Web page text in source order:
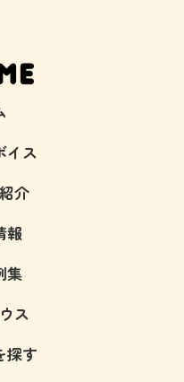
イス
介
報
集
ス
探す